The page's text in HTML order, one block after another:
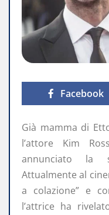
Facebook
Già mamma di
l’attore Kim
annunciato la
Attualmente al
a colazione” e
l’attrice ha